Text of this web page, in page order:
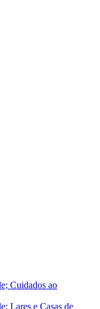
Cuidados ao
Lares e Casas de